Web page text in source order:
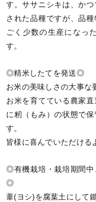
す。ササニシキは、か
された品種ですが、品
ごく少数の生産になっ
す。
◎精米したてを発送◎
お米の美味しさの大事な
お米を育てている農家
に籾（もみ）の状態で
す。
皆様に喜んでいただける
◎有機栽培・栽培期間中
◎
葦(ヨシ)を腐葉土にして